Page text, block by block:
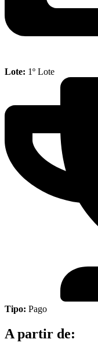
Lote: 1º Lote
Tipo: Pago
A partir de: